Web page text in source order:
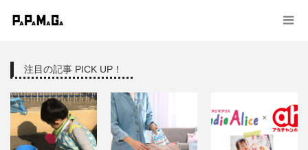
注目の記事 PICK UP！